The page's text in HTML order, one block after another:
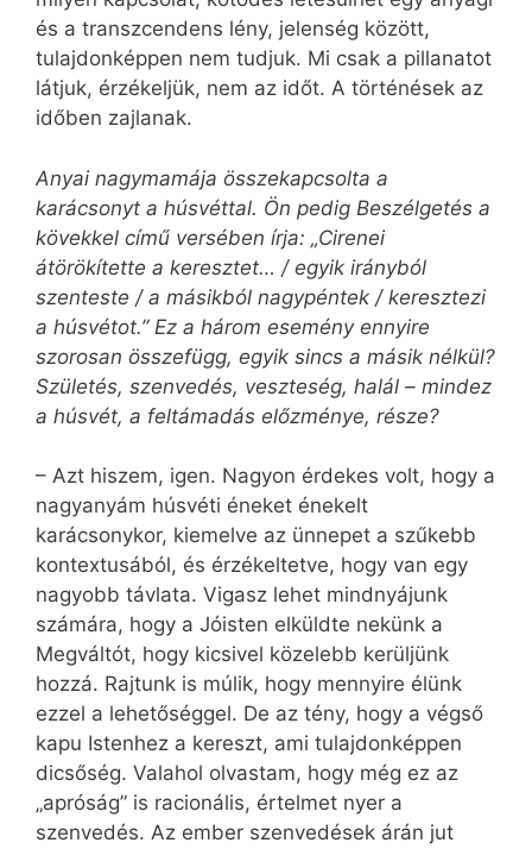
és a transzcendens lény, jelenség között,
tulajdonképpen nem tudjuk. Mi csak a pillanatot
látjuk, érzékeljük, nem az időt. A történések az
időben zajlanak.
Anyai nagymamája összekapcsolta a
karácsonyt a húsvéttal. Ön pedig Beszélgetés a
kövekkel című versében írja: „Cirenei
átörökítette a keresztet… / egyik irányból
szenteste / a másikból nagypéntek / keresztezi
a húsvétot.” Ez a három esemény ennyire
szorosan összefügg, egyik sincs a másik nélkül?
Születés, szenvedés, veszteség, halál – mindez
a húsvét, a feltámadás előzménye, része?
– Azt hiszem, igen. Nagyon érdekes volt, hogy a
nagyanyám húsvéti éneket énekelt
karácsonykor, kiemelve az ünnepet a szűkebb
kontextusából, és érzékeltetve, hogy van egy
nagyobb távlata. Vigasz lehet mindnyájunk
számára, hogy a Jóisten elküldte nekünk a
Megváltót, hogy kicsivel közelebb kerüljünk
hozzá. Rajtunk is múlik, hogy mennyire élünk
ezzel a lehetőséggel. De az tény, hogy a végső
kapu Istenhez a kereszt, ami tulajdonképpen
dicsőség. Valahol olvastam, hogy még ez az
„apróság” is racionális, értelmet nyer a
szenvedés. Az ember szenvedések árán jut